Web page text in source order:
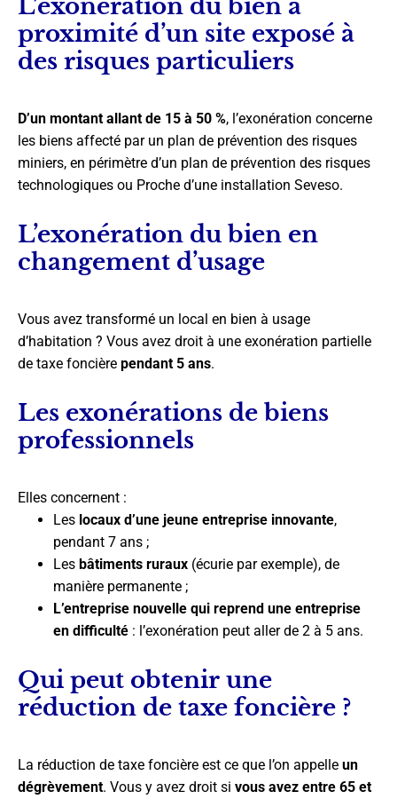
L’exonération du bien à
proximité d’un site exposé à
des risques particuliers
D’un montant allant de 15 à 50 %, l’exonération concerne
les biens affecté par un plan de prévention des risques
miniers, en périmètre d’un plan de prévention des risques
technologiques ou Proche d’une installation Seveso.
L’exonération du bien en
changement d’usage
Vous avez transformé un local en bien à usage
d’habitation ? Vous avez droit à une exonération partielle
de taxe foncière pendant 5 ans.
Les exonérations de biens
professionnels
Elles concernent :
Les locaux d’une jeune entreprise innovante,
pendant 7 ans ;
Les bâtiments ruraux (écurie par exemple), de
manière permanente ;
L’entreprise nouvelle qui reprend une entreprise
en difficulté : l’exonération peut aller de 2 à 5 ans.
Qui peut obtenir une
réduction de taxe foncière ?
La réduction de taxe foncière est ce que l’on appelle un
dégrèvement. Vous y avez droit si vous avez entre 65 et